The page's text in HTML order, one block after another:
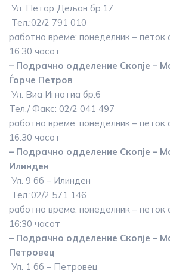
Ул. Петар Дељан бр.17
Тел.:02/2 791 010
работно време: понеделник – петок
16:30 часот
– Подрачно одделение Скопје –
Ѓорче Петров
Ул. Виа Игнатиа бр.6
Тел./ Факс: 02/2 041 497
работно време: понеделник – петок
16:30 часот
– Подрачно одделение Скопје –
Илинден
Ул. 9 бб – Илинден
Тел.:02/2 571 146
работно време: понеделник – петок
16:30 часот
– Подрачно одделение Скопје –
Петровец
Ул. 1 бб – Петровец